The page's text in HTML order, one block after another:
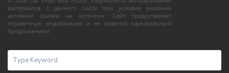
материалов с данного сайта при условии указания
активной ссылки на источник. Сайт предоставляет
справочную информацию и не является официальным
предложением.